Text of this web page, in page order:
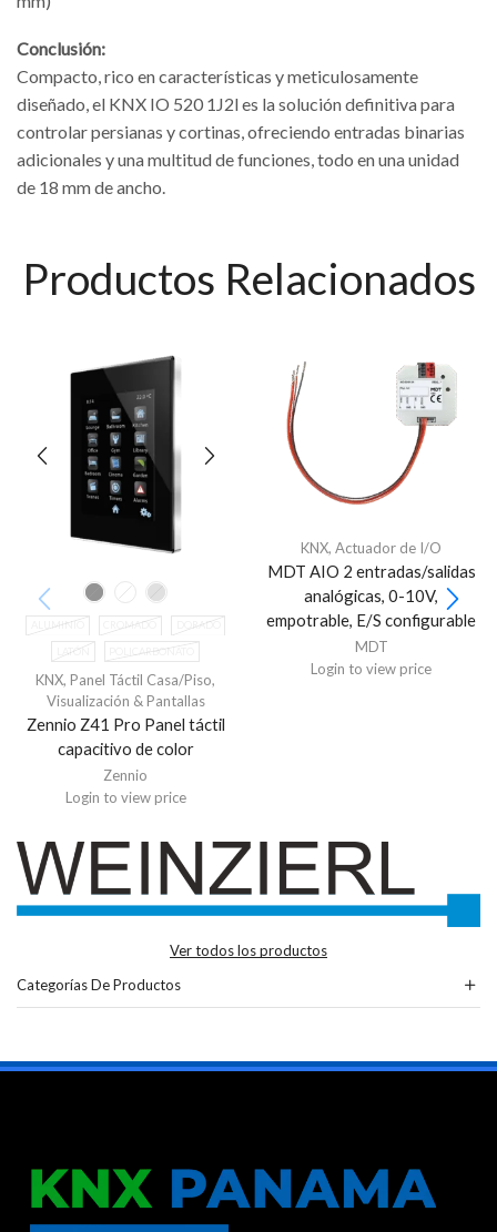
Conclusión:
Compacto, rico en características y meticulosamente
diseñado, el KNX IO 520 1J2l es la solución definitiva para
controlar persianas y cortinas, ofreciendo entradas binarias
adicionales y una multitud de funciones, todo en una unidad
de 18 mm de ancho.
Productos Relacionados
ALUMINIO CROMADO DORADO
LATÓN POLICARBONATO
KNX, Panel Táctil Casa/Piso,
Visualización & Pantallas
Zennio Z41 Pro Panel táctil
capacitivo de color
Zennio
Login to view price
KNX,Actuador de I/O
MDT AIO 2 entradas/salidas
analógicas, 0-10V,
empotrable, E/S configurable
MDT
Login to view price
Ver todos los productos
Categorías De Productos